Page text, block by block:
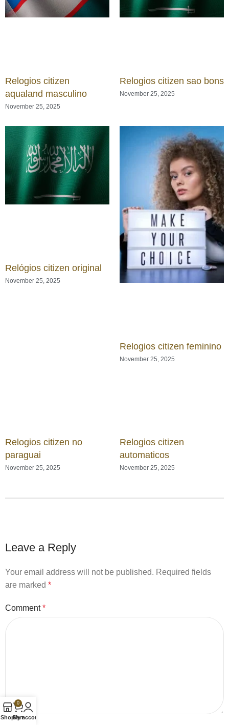
Relogios citizen
aqualand masculino
November 25, 2025
Relogios citizen sao bons
November 25, 2025
Relógios citizen original
November 25, 2025
Relogios citizen feminino
November 25, 2025
Relogios citizen no
paraguai
November 25, 2025
Relogios citizen
automaticos
November 25, 2025
Leave a Reply
Your email address will not be published. Required fields
are marked *
Comment*
Shop
0
Cart
My account